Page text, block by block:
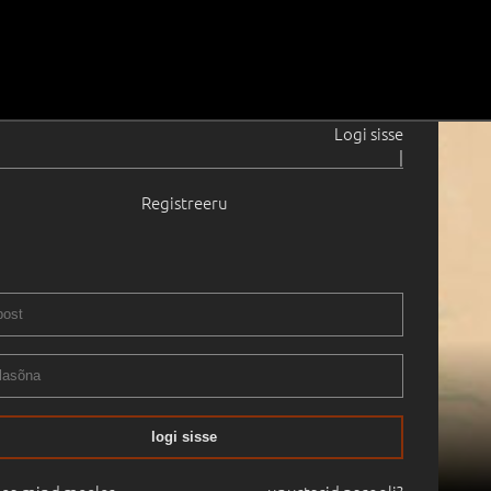
Logi sisse
|
Registreeru
logi sisse
15:50 Haus Galerii